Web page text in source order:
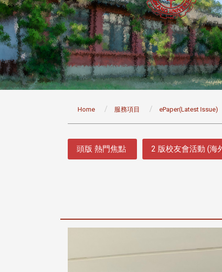
Home 服務項目 ePaper(Latest Issue)
頭版 熱門焦點 2 版校友會活動 (海